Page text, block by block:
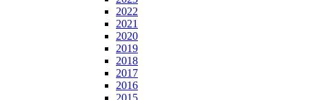
2022
2021
2020
2019
2018
2017
2016
2015